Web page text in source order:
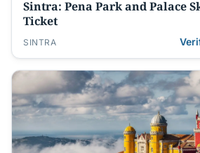
Sintra: Pena Park and Palace
Ticket
SINTRA